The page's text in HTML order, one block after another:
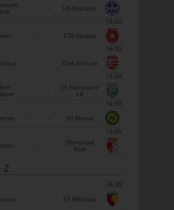
- -
US Monastir
16:30
- -
ESS Sousse
16:30
- -
Club Africain
16:30
- - CS Hammam-
Lif
16:30
- -
AS Marsa
16:30
- - Olympique
Béjà
2
16:30
- - ES Métlaoui